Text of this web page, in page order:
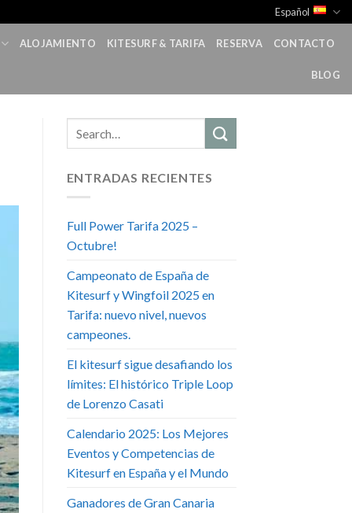
Español
ALOJAMIENTO KITESURF & TARIFA RESERVA CONTACTO
BLOG
ENTRADAS RECIENTES
Full Power Tarifa 2025 –
Octubre!
Campeonato de España de
Kitesurf y Wingfoil 2025 en
Tarifa: nuevo nivel, nuevos
campeones.
El kitesurf sigue desafiando los
límites: El histórico Triple Loop
de Lorenzo Casati
Calendario 2025: Los Mejores
Eventos y Competencias de
Kitesurf en España y el Mundo
Ganadores de Gran Canaria